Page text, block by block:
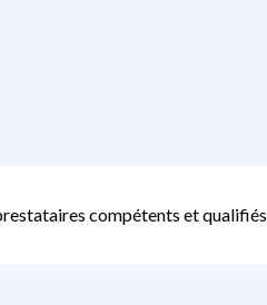
compétents et qualifiés